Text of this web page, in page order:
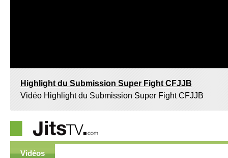
Highlight du Submission Super Fight CFJJB
Vidéo Highlight du Submission Super Fight CFJJB
Vidéos